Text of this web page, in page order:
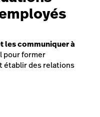
les communiquer à
pour former
établir des relations